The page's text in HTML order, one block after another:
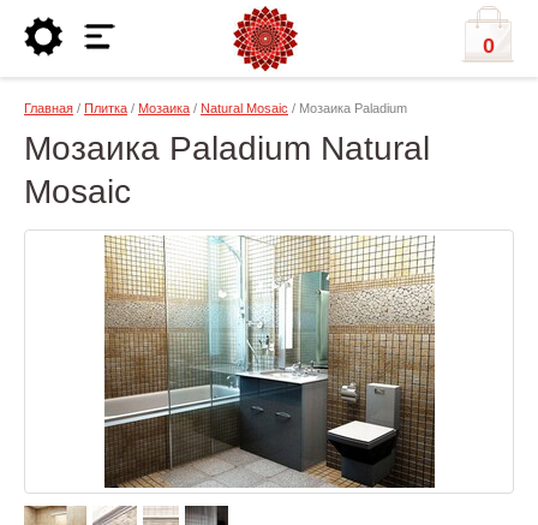
0
Главная / Плитка / Мозаика / Natural Mosaic / Мозаика Paladium
Мозаика Paladium Natural
Mosaic